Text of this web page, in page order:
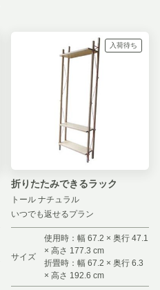
入荷待ち
折りたたみできるラック
トール ナチュラル
いつでも返せるプラン
サイズ
使用時：幅 67.2 × 奥行 47.1
× 高さ 177.3 cm
折畳時：幅 67.2 × 奥行 6.3
× 高さ 192.6 cm